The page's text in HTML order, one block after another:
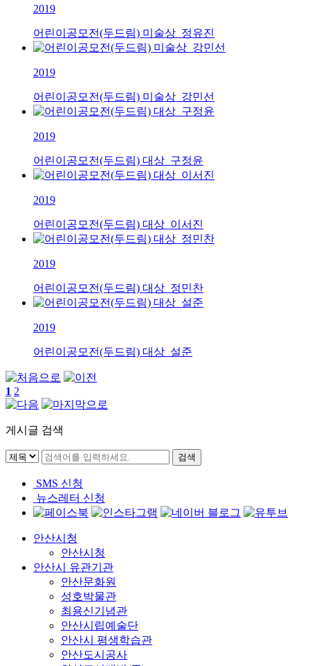
2019
어린이공모전(두드림) 미술상_정유진
2019
어린이공모전(두드림) 미술상_강민선
2019
어린이공모전(두드림) 대상_구정윤
2019
어린이공모전(두드림) 대상_이서진
2019
어린이공모전(두드림) 대상_정민찬
2019
어린이공모전(두드림) 대상_설준
1 2
게시글 검색
SMS 신청
뉴스레터 신청
안산시청
안산시청
안산시 유관기관
안산문화원
성호박물관
최용신기념관
안산시립예술단
안산시 평생학습관
안산도시공사